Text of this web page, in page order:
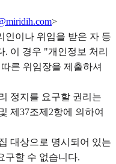
>
이나 위임을 받은 자 등
이 경우 "개인정보 처리
른 위임장을 제출하셔
정지를 요구할 권리는
제37조제2항에 의하여
대상으로 명시되어 있는
구할 수 없습니다.